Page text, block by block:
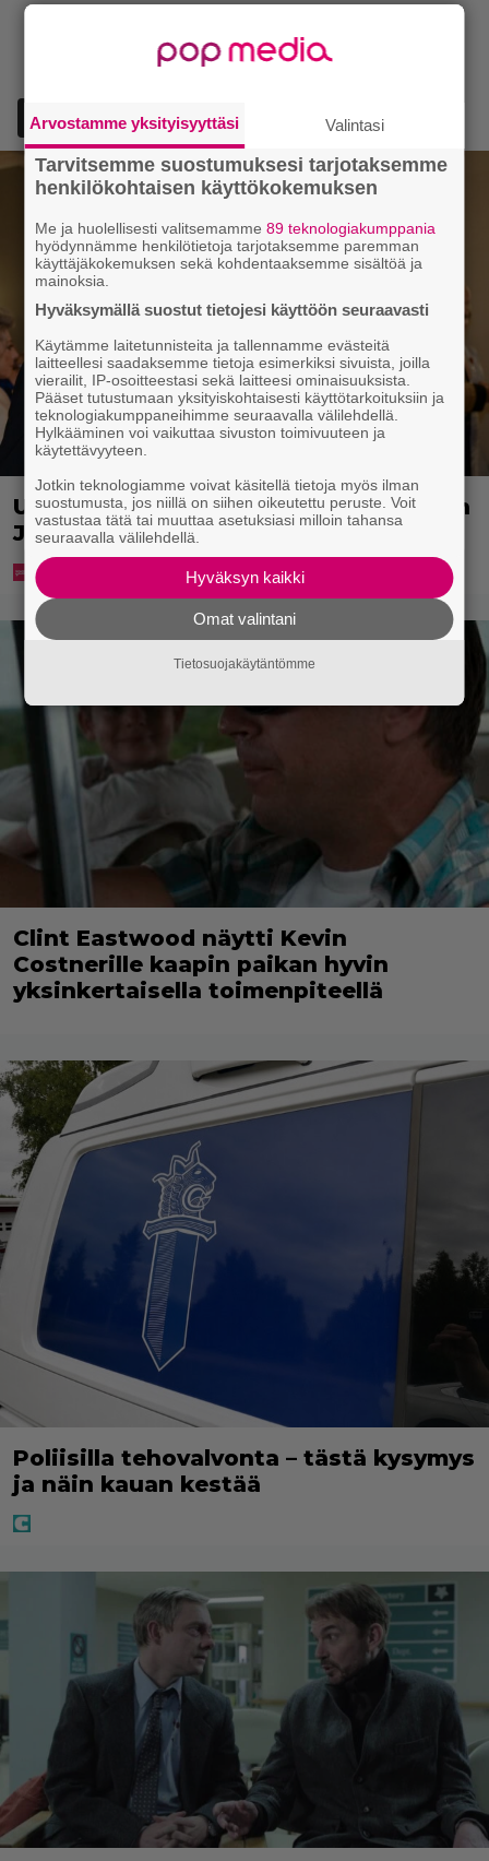
Lisää Episodi Googlen suosituksi lähteeksi
Uuno: Hjallis Harkimo menee naimisiin
Jasmine Pajarin kanssa
Clint Eastwood näytti Kevin
Costnerille kaapin paikan hyvin
yksinkertaisella toimenpiteellä
Poliisilla tehovalvonta – tästä kysymys
ja näin kauan kestää
Arvostamme yksityisyyttäsi Valintasi
Tarvitsemme suostumuksesi tarjotaksemme
henkilökohtaisen käyttökokemuksen
Me ja huolellisesti valitsemamme89 teknologiakumppania
hyödynnämme henkilötietoja tarjotaksemme paremman
käyttäjäkokemuksen sekä kohdentaaksemme sisältöä ja
mainoksia.
Hyväksymällä suostut tietojesi käyttöön seuraavasti
Käytämme laitetunnisteita ja tallennamme evästeitä
laitteellesi saadaksemme tietoja esimerkiksi sivuista, joilla
vierailit, IP-osoitteestasi sekä laitteesi ominaisuuksista.
Pääset tutustumaan yksityiskohtaisesti käyttötarkoituksiin ja
teknologiakumppaneihimme seuraavalla välilehdellä.
Hylkääminen voi vaikuttaa sivuston toimivuuteen ja
käytettävyyteen.
Jotkin teknologiamme voivat käsitellä tietoja myös ilman
suostumusta, jos niillä on siihen oikeutettu peruste. Voit
vastustaa tätä tai muuttaa asetuksiasi milloin tahansa
seuraavalla välilehdellä.
Hyväksyn kaikki
Omat valintani
Tietosuojakäytäntömme